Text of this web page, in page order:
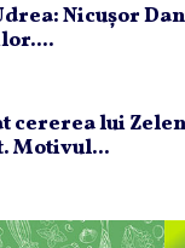
Nicuşor
cererea lui
Motivul...